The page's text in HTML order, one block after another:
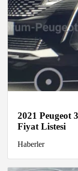
2021 Peugeot
Fiyat Listesi
Haberler